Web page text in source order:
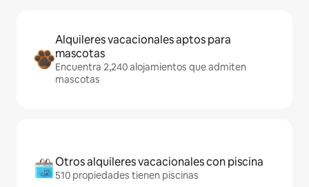
Alquileres vacacionales aptos para
mascotas
Encuentra 2,240 alojamientos que admiten
mascotas
Otros alquileres vacacionales con piscina
510 propiedades tienen piscinas